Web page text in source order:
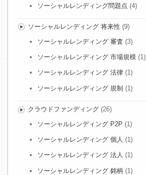
ソーシャルレンディング問題点 (4)
ソーシャルレンディング 将来性 (9)
ソーシャルレンディング 審査 (3)
ソーシャルレンディング 市場規模 (1)
ソーシャルレンディング 法律 (1)
ソーシャルレンディング 規制 (1)
クラウドファンディング(26)
ソーシャルレンディング P2P (1)
ソーシャルレンディング 個人 (1)
ソーシャルレンディング 法人 (1)
ソーシャルレンディング 銘柄 (1)